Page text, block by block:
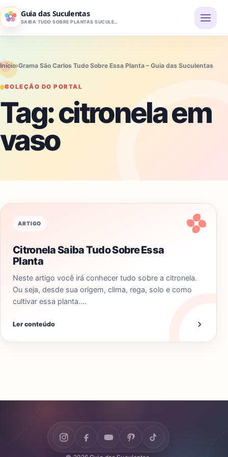
Pular para o conteúdo
Guia das Suculentas
SAIBA TUDO SOBRE PLANTAS SUCULENTAS
Início›Grama São Carlos Tudo Sobre Essa Planta – Guia das Suculentas
COLEÇÃO DO PORTAL
Tag:citronela em
vaso
ARTIGO
Citronela Saiba Tudo Sobre Essa
Planta
Neste artigo você irá conhecer tudo sobre a citronela.
Ou seja, desde sua origem, clima, rega, solo e como
cultivar essa planta.…
Ler conteúdo